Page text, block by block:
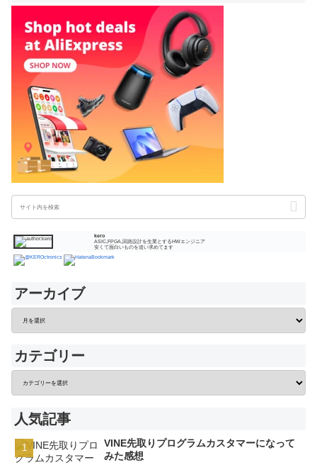
kero
ASIC,FPGA,回路設計を生業とするHWエンジニア
安くて面白いものを追い求めてます
アーカイブ
カテゴリー
人気記事
VINE先取りプログラムカスタマーになって
みた感想